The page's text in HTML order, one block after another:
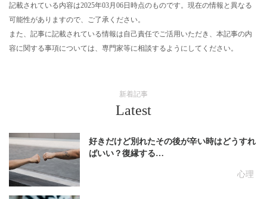
記載されている内容は2025年03月06日時点のものです。現在の情報と異なる
可能性がありますので、ご了承ください。
また、記事に記載されている情報は自己責任でご活用いただき、本記事の内
容に関する事項については、専門家等に相談するようにしてください。
新着記事
Latest
心理
好きだけど別れたその後が辛い時はどうすれ
ばいい？復縁する…